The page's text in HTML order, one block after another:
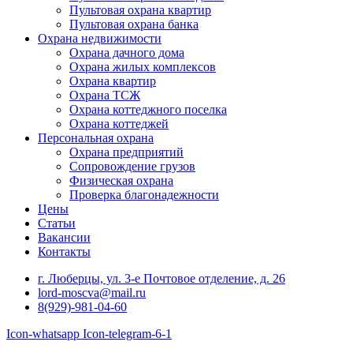
Пультовая охрана квартир
Пультовая охрана банка
Охрана недвижимости
Охрана дачного дома
Охрана жилых комплексов
Охрана квартир
Охрана ТСЖ
Охрана коттеджного поселка
Охрана коттеджей
Персональная охрана
Охрана предприятий
Сопровождение грузов
Физическая охрана
Проверка благонадежности
Цены
Статьи
Вакансии
Контакты
г. Люберцы, ул. 3-е Почтовое отделение, д. 26
lord-moscva@mail.ru
8(929)-981-04-60
Icon-whatsapp Icon-telegram-6-1